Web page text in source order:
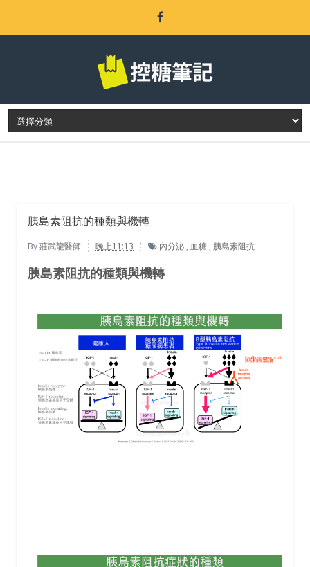
LATEST POST
胰島素阻抗的種類與機轉
By莊武龍醫師 晚上11:13 內分泌 , 血糖 , 胰島素阻抗
胰島素阻抗的種類與機轉